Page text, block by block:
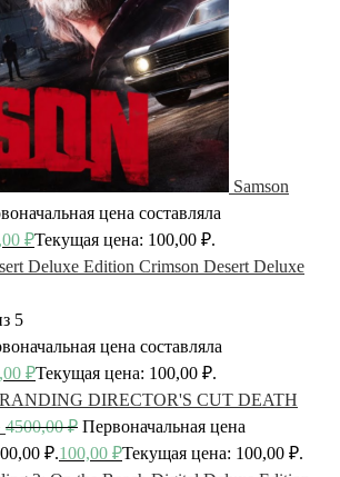
Samson
цена составляла
₽Текущая цена: 100,00 ₽.
Crimson Desert Deluxe
5
цена составляла
₽Текущая цена: 100,00 ₽.
DEATH
4500,00₽ Первоначальная цена
₽.100,00 ₽Текущая цена: 100,00 ₽.